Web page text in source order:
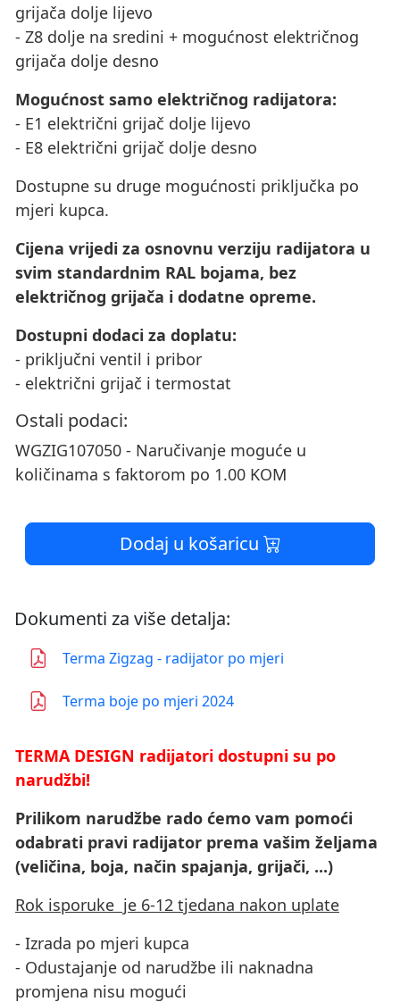
grijača dolje lijevo
- Z8 dolje na sredini + mogućnost električnog
grijača dolje desno
Mogućnost samo električnog radijatora:
- E1 električni grijač dolje lijevo
- E8 električni grijač dolje desno
Dostupne su druge mogućnosti priključka po
mjeri kupca.
Cijena vrijedi za osnovnu verziju radijatora u
svim standardnim RAL bojama, bez
električnog grijača i dodatne opreme.
Dostupni dodaci za doplatu:
- priključni ventil i pribor
- električni grijač i termostat
Ostali podaci:
WGZIG107050 - Naručivanje moguće u
količinama s faktorom po 1.00 KOM
Dodaj u košaricu
Dokumenti za više detalja:
Terma Zigzag - radijator po mjeri
Terma boje po mjeri 2024
TERMA DESIGN radijatori dostupni su po
narudžbi!
Prilikom narudžbe rado ćemo vam pomoći
odabrati pravi radijator prema vašim željama
(veličina, boja, način spajanja, grijači, ...)
Rok isporuke je 6-12 tjedana nakon uplate
- Izrada po mjeri kupca
- Odustajanje od narudžbe ili naknadna
promjena nisu mogući